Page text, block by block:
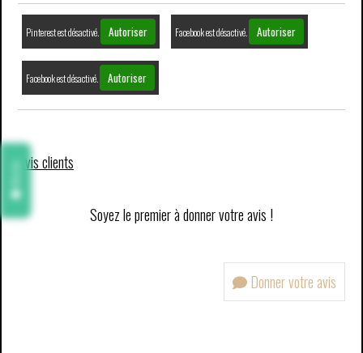
Pinterest est désactivé. Autoriser Facebook est désactivé. Autoriser
Facebook est désactivé. Autoriser
Avis clients
Soyez le premier à donner votre avis !
Donner votre avis